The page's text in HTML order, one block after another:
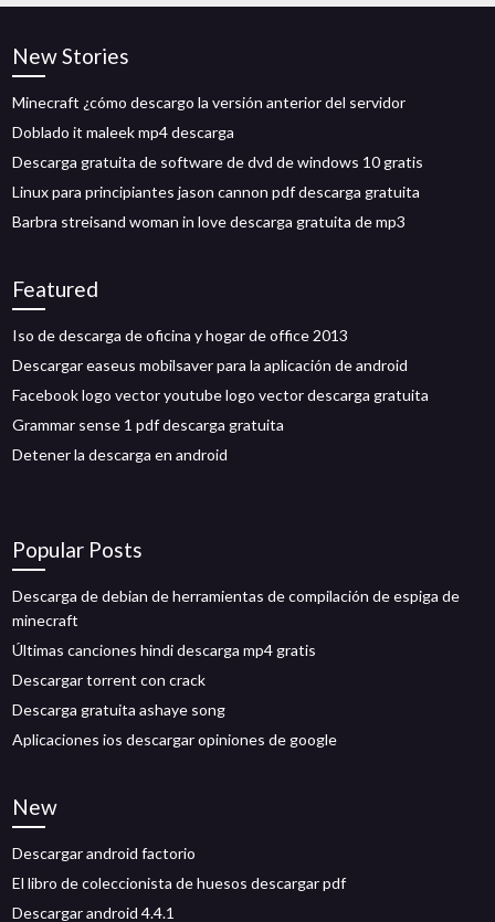
New Stories
Minecraft ¿cómo descargo la versión anterior del servidor
Doblado it maleek mp4 descarga
Descarga gratuita de software de dvd de windows 10 gratis
Linux para principiantes jason cannon pdf descarga gratuita
Barbra streisand woman in love descarga gratuita de mp3
Featured
Iso de descarga de oficina y hogar de office 2013
Descargar easeus mobilsaver para la aplicación de android
Facebook logo vector youtube logo vector descarga gratuita
Grammar sense 1 pdf descarga gratuita
Detener la descarga en android
Popular Posts
Descarga de debian de herramientas de compilación de espiga de
minecraft
Últimas canciones hindi descarga mp4 gratis
Descargar torrent con crack
Descarga gratuita ashaye song
Aplicaciones ios descargar opiniones de google
New
Descargar android factorio
El libro de coleccionista de huesos descargar pdf
Descargar android 4.4.1